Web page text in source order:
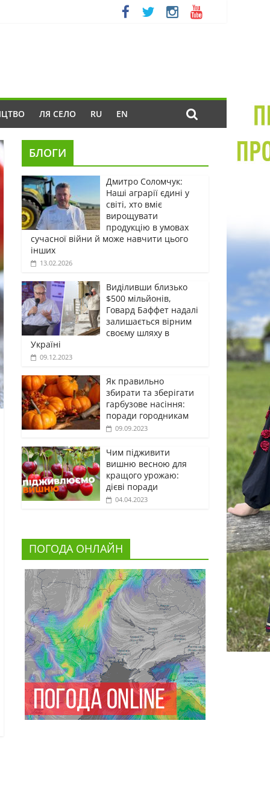
ЛЯ СЕЛО RU EN
БЛОГИ
Дмитро Соломчук:
Наші аграрії єдині у
світі, хто вміє
вирощувати
продукцію в умовах
сучасної війни й може навчити цього
інших
13.02.2026
Виділивши близько
$500 мільйонів,
Говард Баффет надалі
залишається вірним
своєму шляху в
Україні
09.12.2023
Як правильно
збирати та зберігати
гарбузове насіння:
поради городникам
09.09.2023
Чим підживити
вишню весною для
кращого урожаю:
дієві поради
04.04.2023
ПОГОДА ОНЛАЙН